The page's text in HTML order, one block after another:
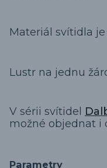
Materiál svítidla je
Lustr na jednu
V sérii svítidel
možné objednat i
Parametry